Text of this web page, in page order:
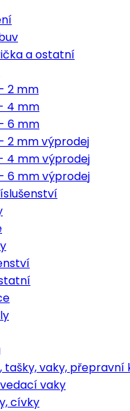
a ostatní
2 mm
4 mm
6 mm
2 mm výprodej
4 mm výprodej
6 mm výprodej
tašky, vaky, přepravní
vaky
cívky